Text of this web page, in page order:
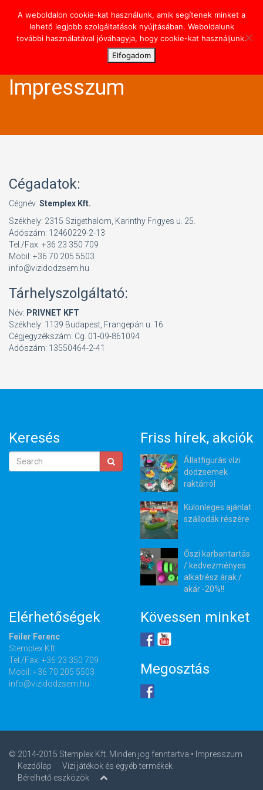
Impresszum
Cégadatok:
Cégnév: Stemplex Kft.
Székhely: 2315 Szigethalom, Karinthy Frigyes u. 25.
Adószám: 12460229-2-13
Tel./Fax: +36 23 350 709
Mobil: +36 70 205 5503
info@vizidodzsem.hu
Tárhelyszolgáltató:
Név: PRIVNET KFT
Székhely: 1139 Budapest, Frangepán u. 16
Cégjegyzékszám: Cg. 01-09-861094
Adószám: 13550464-2-41
Keresés Friss hírek, akciók
Állatfigurás vízi
dodzsemek
raktárról
Különleges ajánlat
szállodák részére
Őszi karbantartás
/ kedvezményes
alkatrész árak /
akár -20%!!
Elérhetőségek
Feiler Ferenc
Stemplex Kft.
Tel./Fax: +36 23 350 709
Mobil: +36 70 205 5503
info@vizidodzsem.hu
Kövessen minket
Megosztás
© 2014-2015 Stemplex Kft. Minden jog fenntartva • Impresszum
Kezdőlap
Vízi játékok és egyéb termékek
Bérelhető eszközök
A weboldalon cookie-kat használunk, amik segítenek minket a
lehető legjobb szolgáltatások nyújtásában. Weboldalunk
további használatával jóváhagyja, hogy cookie-kat használjunk.
Elfogadom